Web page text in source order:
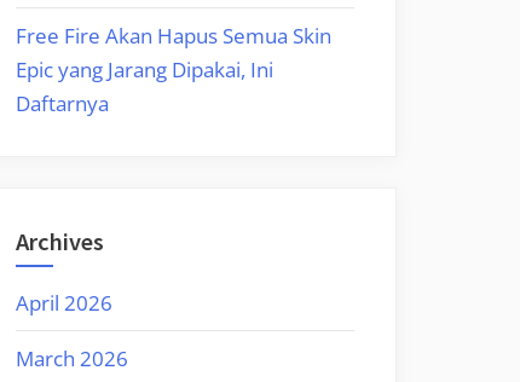
Free Fire Akan Hapus Semua Skin
Epic yang Jarang Dipakai, Ini
Daftarnya
Archives
April 2026
March 2026